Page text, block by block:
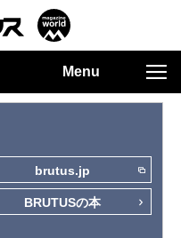
Menu
brutus.jp
BRUTUSの本